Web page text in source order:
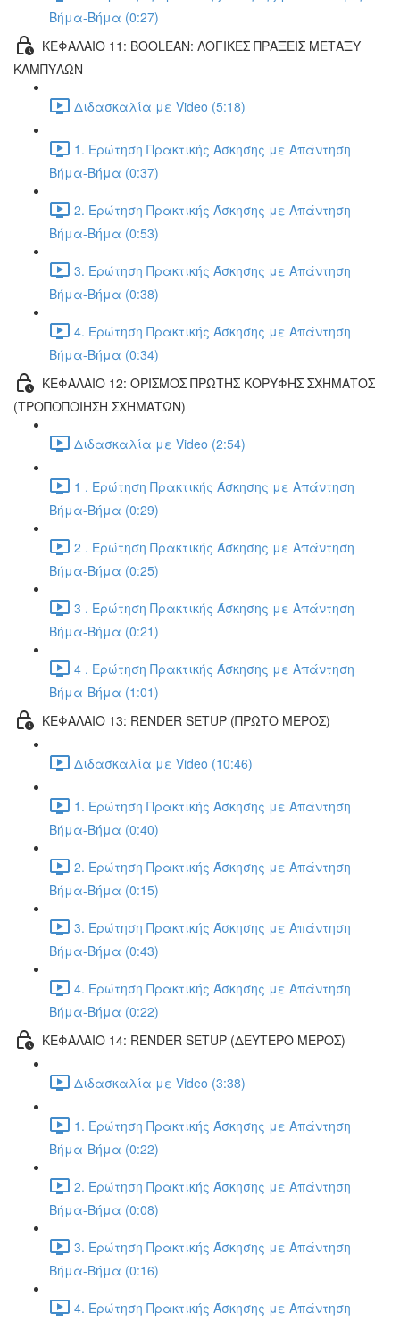
Βήμα-Βήμα (0:27)
ΚΕΦΑΛΑΙΟ 11: BOOLEAN: ΛΟΓΙΚΕΣ ΠΡΑΞΕΙΣ ΜΕΤΑΞΥ
ΚΑΜΠΥΛΩΝ
Διδασκαλία με Video (5:18)
1. Ερώτηση Πρακτικής Άσκησης με Απάντηση
Βήμα-Βήμα (0:37)
2. Ερώτηση Πρακτικής Άσκησης με Απάντηση
Βήμα-Βήμα (0:53)
3. Ερώτηση Πρακτικής Άσκησης με Απάντηση
Βήμα-Βήμα (0:38)
4. Ερώτηση Πρακτικής Άσκησης με Απάντηση
Βήμα-Βήμα (0:34)
ΚΕΦΑΛΑΙΟ 12: ΟΡΙΣΜΟΣ ΠΡΩΤΗΣ ΚΟΡΥΦΗΣ ΣΧΗΜΑΤΟΣ
(ΤΡΟΠΟΠΟΙΗΣΗ ΣΧΗΜΑΤΩΝ)
Διδασκαλία με Video (2:54)
1 . Ερώτηση Πρακτικής Άσκησης με Απάντηση
Βήμα-Βήμα (0:29)
2 . Ερώτηση Πρακτικής Άσκησης με Απάντηση
Βήμα-Βήμα (0:25)
3 . Ερώτηση Πρακτικής Άσκησης με Απάντηση
Βήμα-Βήμα (0:21)
4 . Ερώτηση Πρακτικής Άσκησης με Απάντηση
Βήμα-Βήμα (1:01)
ΚΕΦΑΛΑΙΟ 13: RENDER SETUP (ΠΡΩΤΟ ΜΕΡΟΣ)
Διδασκαλία με Video (10:46)
1. Ερώτηση Πρακτικής Άσκησης με Απάντηση
Βήμα-Βήμα (0:40)
2. Ερώτηση Πρακτικής Άσκησης με Απάντηση
Βήμα-Βήμα (0:15)
3. Ερώτηση Πρακτικής Άσκησης με Απάντηση
Βήμα-Βήμα (0:43)
4. Ερώτηση Πρακτικής Άσκησης με Απάντηση
Βήμα-Βήμα (0:22)
ΚΕΦΑΛΑΙΟ 14: RENDER SETUP (ΔΕΥΤΕΡΟ ΜΕΡΟΣ)
Διδασκαλία με Video (3:38)
1. Ερώτηση Πρακτικής Άσκησης με Απάντηση
Βήμα-Βήμα (0:22)
2. Ερώτηση Πρακτικής Άσκησης με Απάντηση
Βήμα-Βήμα (0:08)
3. Ερώτηση Πρακτικής Άσκησης με Απάντηση
Βήμα-Βήμα (0:16)
4. Ερώτηση Πρακτικής Άσκησης με Απάντηση